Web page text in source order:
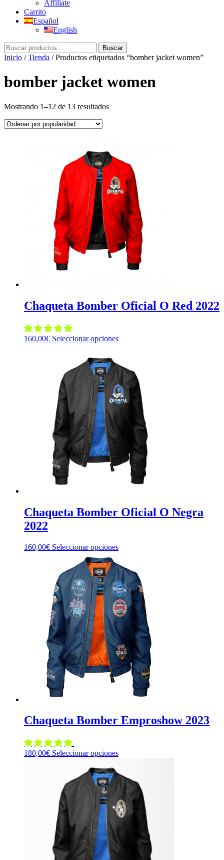
Affiliate
Carrito
Español
English
Buscar
por:
Buscar
Inicio /Tienda / Productos etiquetados “bomber jacket women”
bomber jacket women
Mostrando 1–12 de 13 resultadosOrdenado
Chaqueta Bomber Oficial O Red 2022
160,00€ Seleccionar opcionesEste
múltiples
variantes.
Las
opciones
se
página
producto
Chaqueta Bomber Oficial O Negra
2022
160,00€ Seleccionar opcionesEste
tiene
múltiples
variantes.
Las
opciones
se
pueden
elegir
en
la
página
de
producto
Chaqueta Bomber Emproshow 2023
180,00€ Seleccionar opcionesEste
múltiples
variantes.
Las
opciones
se
la